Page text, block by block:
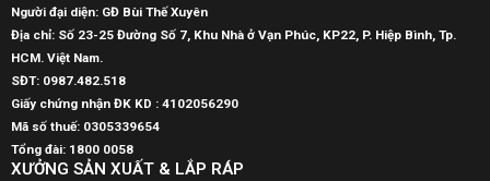
Người đại diện: GĐ Bùi Thế Xuyên
Địa chỉ: Số 23-25 Đường Số 7, Khu Nhà ở Vạn Phúc, KP22, P. Hiệp Bình, Tp.
HCM. Việt Nam.
SĐT: 0987.482.518
Giấy chứng nhận ĐK KD : 4102056290
Mã số thuế: 0305339654
Tổng đài: 1800 0058
XƯỞNG SẢN XUẤT & LẮP RÁP